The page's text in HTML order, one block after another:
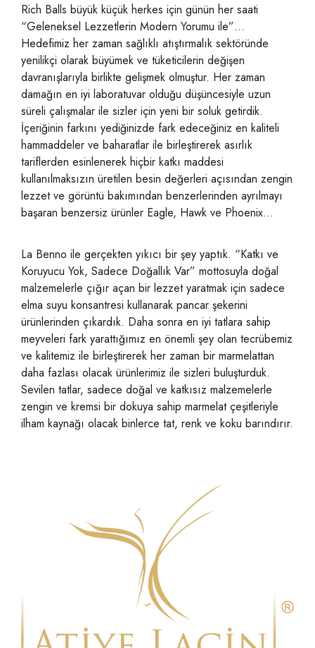
Rich Balls büyük küçük herkes için günün her saati
“Geleneksel Lezzetlerin Modern Yorumu ile”…
Hedefimiz her zaman sağlıklı atıştırmalık sektöründe
yenilikçi olarak büyümek ve tüketicilerin değişen
davranışlarıyla birlikte gelişmek olmuştur. Her zaman
damağın en iyi laboratuvar olduğu düşüncesiyle uzun
süreli çalışmalar ile sizler için yeni bir soluk getirdik.
İçeriğinin farkını yediğinizde fark edeceğiniz en kaliteli
hammaddeler ve baharatlar ile birleştirerek asırlık
tariflerden esinlenerek hiçbir katkı maddesi
kullanılmaksızın üretilen besin değerleri açısından zengin
lezzet ve görüntü bakımından benzerlerinden ayrılmayı
başaran benzersiz ürünler Eagle, Hawk ve Phoenix…
La Benno ile gerçekten yıkıcı bir şey yaptık. “Katkı ve
Koruyucu Yok, Sadece Doğallık Var” mottosuyla doğal
malzemelerle çığır açan bir lezzet yaratmak için sadece
elma suyu konsantresi kullanarak pancar şekerini
ürünlerinden çıkardık. Daha sonra en iyi tatlara sahip
meyveleri fark yarattığımız en önemli şey olan tecrübemiz
ve kalitemiz ile birleştirerek her zaman bir marmelattan
daha fazlası olacak ürünlerimiz ile sizleri buluşturduk.
Sevilen tatlar, sadece doğal ve katkısız malzemelerle
zengin ve kremsi bir dokuya sahip marmelat çeşitleriyle
ilham kaynağı olacak binlerce tat, renk ve koku barındırır.